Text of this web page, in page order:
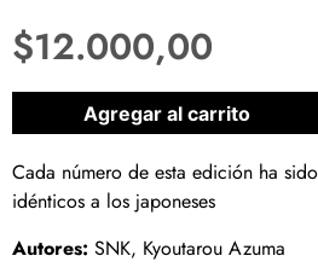
$12.000,00
1 disponibles
Agregar al carrito
Cada número de esta edición ha
idénticos a los japoneses
Autores: SNK, Kyoutarou Azuma